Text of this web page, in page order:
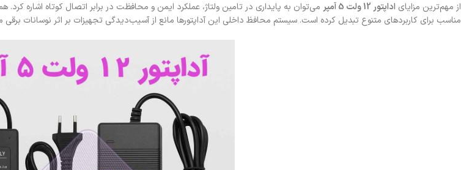
از مهم‌ترین مزایای اداپتور 12 ولت 5 آمپر
می‌توان به پایداری در تامین ولتاژ، عملکرد ایمن و محافظت در برابر اتصال کوتاه اشاره
مناسب برای کاربردهای متنوع تبدیل کرده است. سیستم محافظ داخلی این آداپتورها مانع از آسیب‌دیدگی تجهیزات بر اثر نوسانات